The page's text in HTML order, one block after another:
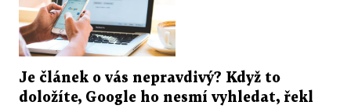
Je článek o vás nepravdivý? Když to
doložíte, Google ho nesmí vyhledat, řekl